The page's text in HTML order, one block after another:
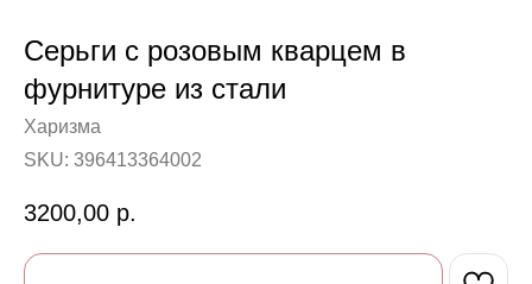
Серьги с розовым кварцем в
фурнитуре из стали
Харизма
SKU: 396413364002
3200,00 р.